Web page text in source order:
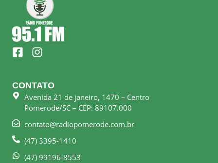
F
a
e
b
o
k
s
q
I
n
t
a
g
r
a
m
CONTATO
Avenida 21 de janeiro, 1470 – Centro
Pomerode/SC – CEP: 89107.000
contato@radiopomerode.com.br
(47) 3395-1410
(47) 99196-8553